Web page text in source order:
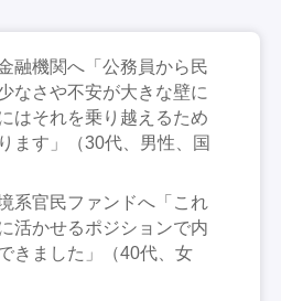
融機関へ「公務員から民
なさや不安が大きな壁に
はそれを乗り越えるため
ます」（30代、男性、国
系官民ファンドへ「これ
活かせるポジションで内
きました」（40代、女